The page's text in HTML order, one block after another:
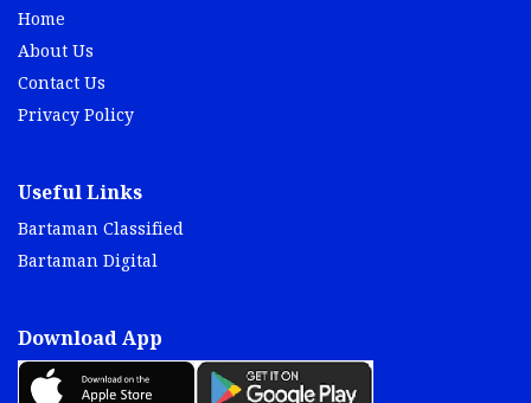
Home
About Us
Contact Us
Privacy Policy
Useful Links
Bartaman Classified
Bartaman Digital
Download App